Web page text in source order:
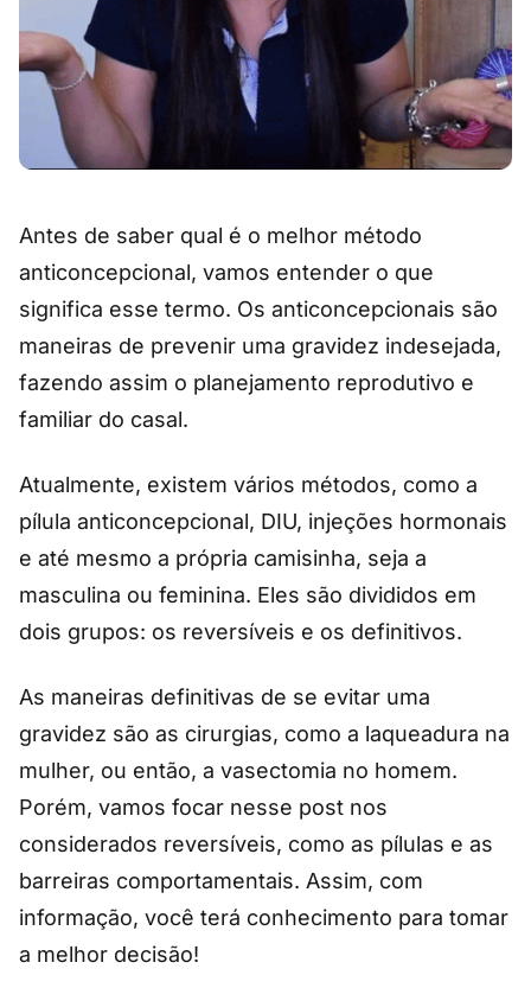
Antes de saber qual é o melhor método
anticoncepcional, vamos entender o que
significa esse termo. Os anticoncepcionais são
maneiras de prevenir uma gravidez indesejada,
fazendo assim o planejamento reprodutivo e
familiar do casal.
Atualmente, existem vários métodos, como a
pílula anticoncepcional, DIU, injeções hormonais
e até mesmo a própria camisinha, seja a
masculina ou feminina. Eles são divididos em
dois grupos: os reversíveis e os definitivos.
As maneiras definitivas de se evitar uma
gravidez são as cirurgias, como a laqueadura na
mulher, ou então, a vasectomia no homem.
Porém, vamos focar nesse post nos
considerados reversíveis, como as pílulas e as
barreiras comportamentais. Assim, com
informação, você terá conhecimento para tomar
a melhor decisão!